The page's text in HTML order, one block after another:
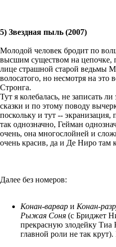
5) Звездная пыль (2007)
Молодой человек бродит по
высшим существом на цепочке,
лице страшной старой ведьмы
волосатого, но несмотря на это
Стронга.
Тут я колебалась, не записать
сказки и по этому поводу
поскольку и тут --
так однозначно, Гейман
очень, она многослойней и
очень красив, да и Де Ниро там
Далее без номеров:
Конан-варвар и Конан-
Рыжая Соня (с Бриджет
прекрасную злодейку Тиа
главной роли не так